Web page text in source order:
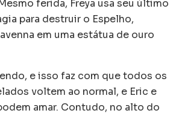
ferida, Freya usa seu último
para destruir o Espelho,
em uma estátua de ouro
e isso faz com que todos os
voltem ao normal, e Eric e
amar. Contudo, no alto do